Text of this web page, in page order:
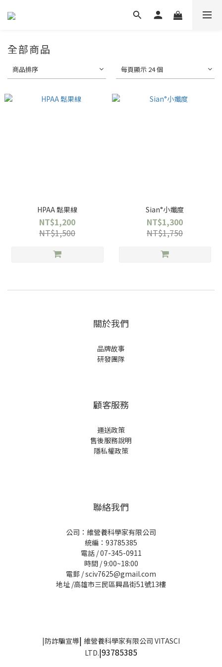
全部商品
商品排序 每頁顯示 24 個
HPAA 鬆果線
NT$1,200
NT$1,500
Sian°小孅度
NT$1,300
NT$1,750
關於我們
品牌故事
研發團隊
顧客服務
運送政策
售後服務說明
隱私權政策
聯絡我們
公司：維營養科學家有限公司
統編：93785385
電話 / 07-345-0911
時間 / 9:00~18:00
電郵 / sciv7625@gmail.com
地址 /高雄市三民區興昌街51號13樓
|防詐騙宣導| 維營養科學家有限公司 VITASCI
LTD.|93785385